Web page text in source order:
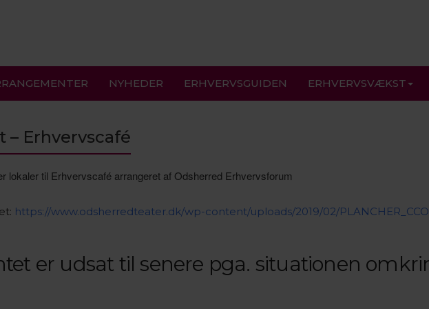
NYHEDER ERHVERVSGUIDEN ERHVERVSVÆKST
– Erhvervscafé
https://www.odsherredteater.dk/wp-content/uploads/2019/02/
er udsat til senere pga. situationen